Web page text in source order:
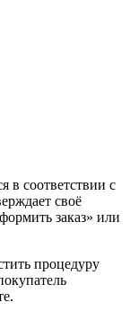
в соответствии с
своё
заказ» или
процедуру